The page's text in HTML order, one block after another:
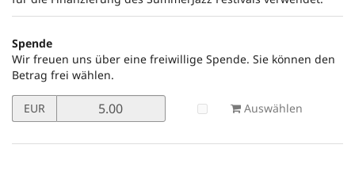
Spende
Wir freuen uns über eine freiwillige Spende. Sie können den
Betrag frei wählen.
Preis
in
EUR Auswählen